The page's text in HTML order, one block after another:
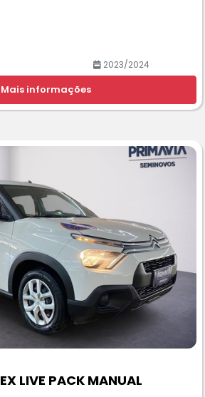
2023/2024
Mais informações
LIVE PACK MANUAL